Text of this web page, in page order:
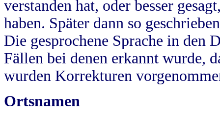
verstanden hat, oder besser
haben. Später dann so
Die gesprochene Sprache in
Fällen bei denen erkannt wurde,
wurden Korrekturen
Ortsnamen